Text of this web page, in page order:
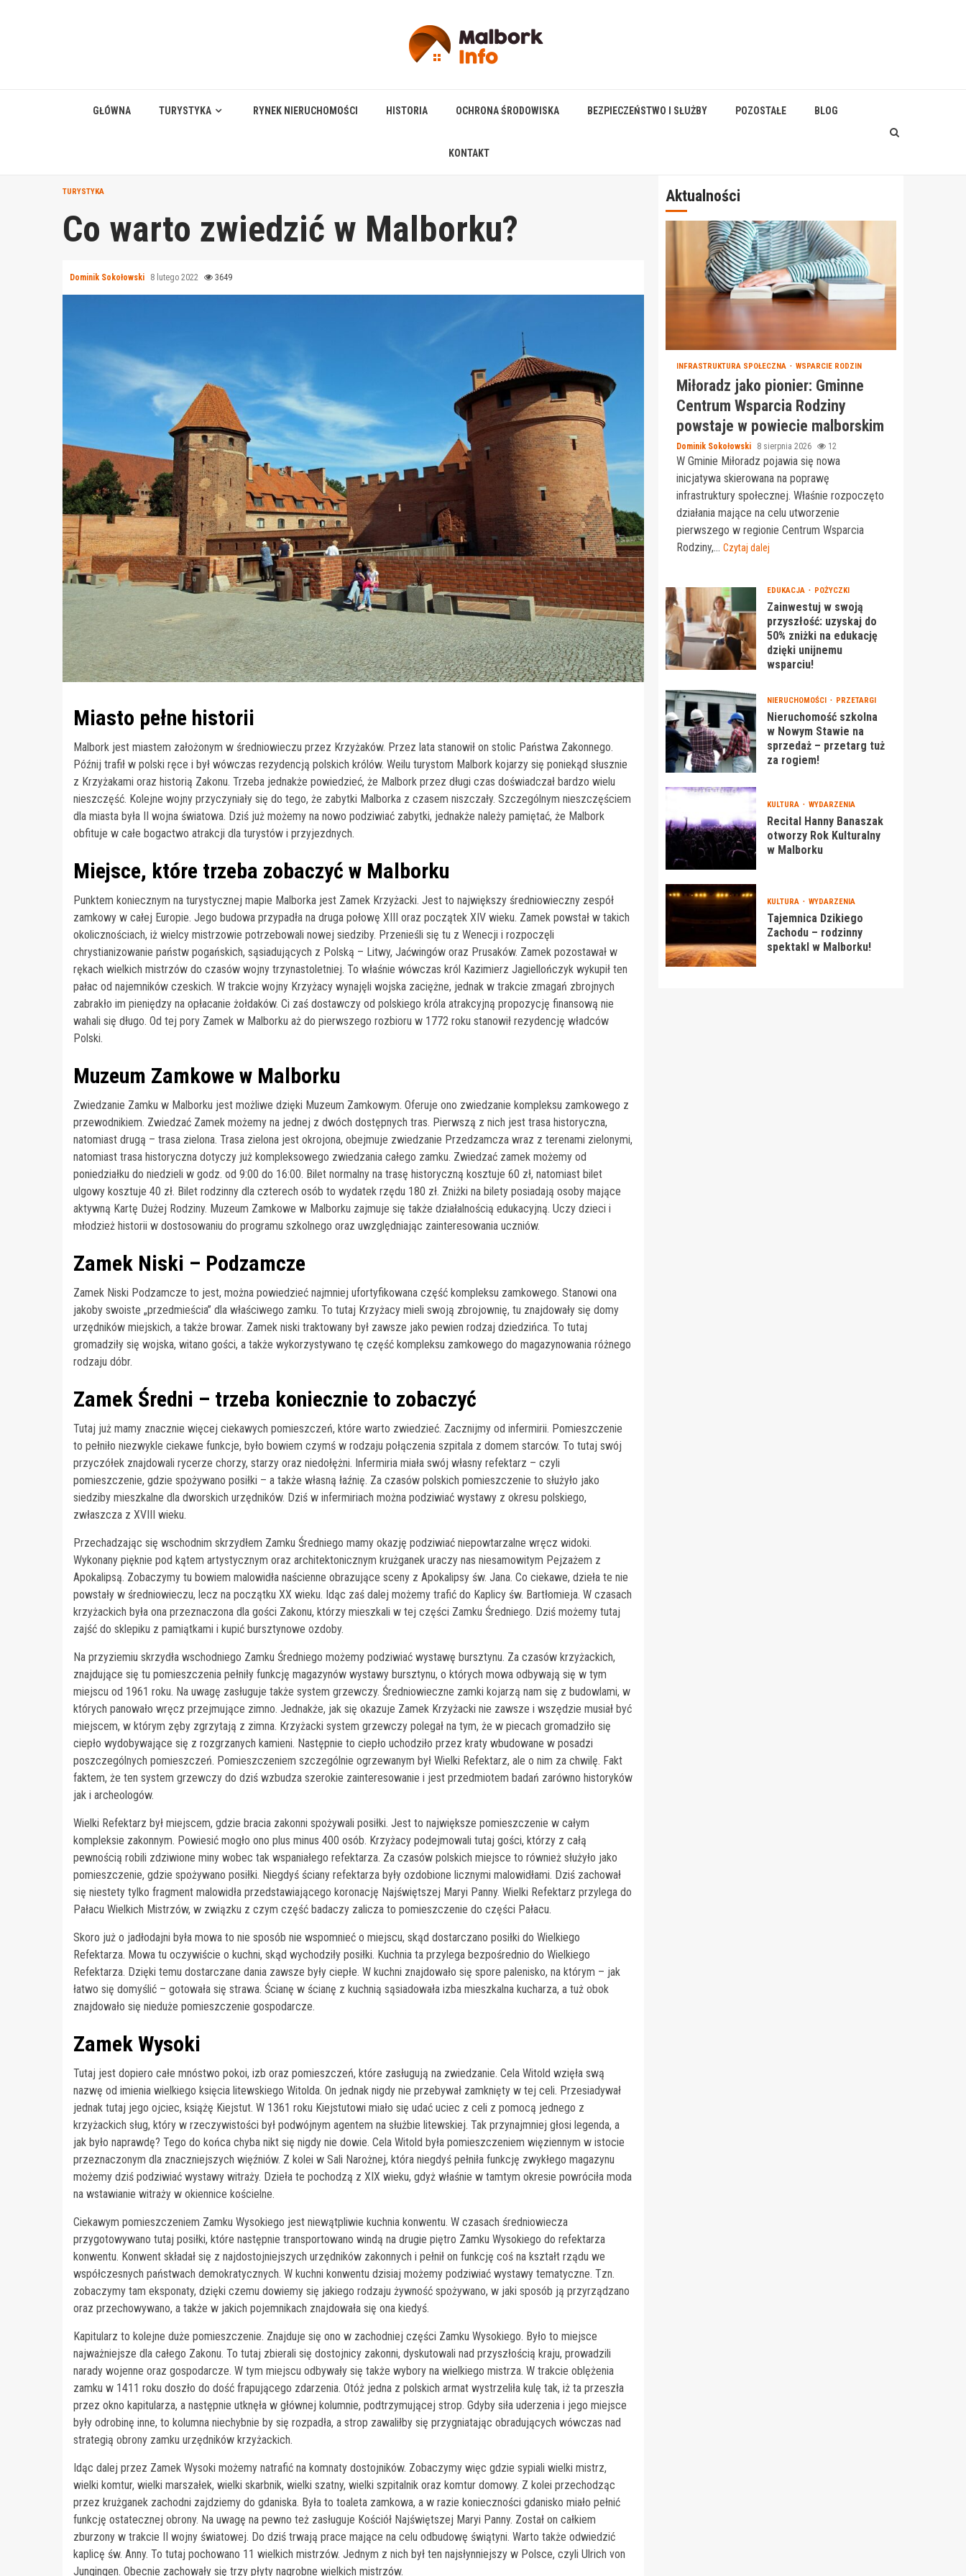
GŁÓWNA TURYSTYKA RYNEK NIERUCHOMOŚCI HISTORIA OCHRONA ŚRODOWISKA BEZPIECZEŃSTWO I SŁUŻBY POZOSTAŁE BLOG
KONTAKT
TURYSTYKA
Co warto zwiedzić w Malborku?
Dominik Sokołowski 8 lutego 2022 3649
Miasto pełne historii
Malbork jest miastem założonym w średniowieczu przez Krzyżaków. Przez lata stanowił on stolic Państwa Zakonnego.
Późnij trafił w polski ręce i był wówczas rezydencją polskich królów. Weilu turystom Malbork kojarzy się poniekąd słusznie
z Krzyżakami oraz historią Zakonu. Trzeba jednakże powiedzieć, że Malbork przez długi czas doświadczał bardzo wielu
nieszczęść. Kolejne wojny przyczyniały się do tego, że zabytki Malborka z czasem niszczały. Szczególnym nieszczęściem
dla miasta była II wojna światowa. Dziś już możemy na nowo podziwiać zabytki, jednakże należy pamiętać, że Malbork
obfituje w całe bogactwo atrakcji dla turystów i przyjezdnych.
Miejsce, które trzeba zobaczyć w Malborku
Punktem koniecznym na turystycznej mapie Malborka jest Zamek Krzyżacki. Jest to największy średniowieczny zespół
zamkowy w całej Europie. Jego budowa przypadła na druga połowę XIII oraz początek XIV wieku. Zamek powstał w takich
okolicznościach, iż wielcy mistrzowie potrzebowali nowej siedziby. Przenieśli się tu z Wenecji i rozpoczęli
chrystianizowanie państw pogańskich, sąsiadujących z Polską – Litwy, Jaćwingów oraz Prusaków. Zamek pozostawał w
rękach wielkich mistrzów do czasów wojny trzynastoletniej. To właśnie wówczas król Kazimierz Jagiellończyk wykupił ten
pałac od najemników czeskich. W trakcie wojny Krzyżacy wynajęli wojska zaciężne, jednak w trakcie zmagań zbrojnych
zabrakło im pieniędzy na opłacanie żołdaków. Ci zaś dostawczy od polskiego króla atrakcyjną propozycję finansową nie
wahali się długo. Od tej pory Zamek w Malborku aż do pierwszego rozbioru w 1772 roku stanowił rezydencję władców
Polski.
Muzeum Zamkowe w Malborku
Zwiedzanie Zamku w Malborku jest możliwe dzięki Muzeum Zamkowym. Oferuje ono zwiedzanie kompleksu zamkowego z
przewodnikiem. Zwiedzać Zamek możemy na jednej z dwóch dostępnych tras. Pierwszą z nich jest trasa historyczna,
natomiast drugą – trasa zielona. Trasa zielona jest okrojona, obejmuje zwiedzanie Przedzamcza wraz z terenami zielonymi,
natomiast trasa historyczna dotyczy już kompleksowego zwiedzania całego zamku. Zwiedzać zamek możemy od
poniedziałku do niedzieli w godz. od 9:00 do 16:00. Bilet normalny na trasę historyczną kosztuje 60 zł, natomiast bilet
ulgowy kosztuje 40 zł. Bilet rodzinny dla czterech osób to wydatek rzędu 180 zł. Zniżki na bilety posiadają osoby mające
aktywną Kartę Dużej Rodziny. Muzeum Zamkowe w Malborku zajmuje się także działalnością edukacyjną. Uczy dzieci i
młodzież historii w dostosowaniu do programu szkolnego oraz uwzględniając zainteresowania uczniów.
Zamek Niski – Podzamcze
Zamek Niski Podzamcze to jest, można powiedzieć najmniej ufortyfikowana część kompleksu zamkowego. Stanowi ona
jakoby swoiste „przedmieścia” dla właściwego zamku. To tutaj Krzyżacy mieli swoją zbrojownię, tu znajdowały się domy
urzędników miejskich, a także browar. Zamek niski traktowany był zawsze jako pewien rodzaj dziedzińca. To tutaj
gromadziły się wojska, witano gości, a także wykorzystywano tę część kompleksu zamkowego do magazynowania różnego
rodzaju dóbr.
Zamek Średni – trzeba koniecznie to zobaczyć
Tutaj już mamy znacznie więcej ciekawych pomieszczeń, które warto zwiedzieć. Zacznijmy od infermirii. Pomieszczenie
to pełniło niezwykle ciekawe funkcje, było bowiem czymś w rodzaju połączenia szpitala z domem starców. To tutaj swój
przyczółek znajdowali rycerze chorzy, starzy oraz niedołężni. Infermiria miała swój własny refektarz – czyli
pomieszczenie, gdzie spożywano posiłki – a także własną łaźnię. Za czasów polskich pomieszczenie to służyło jako
siedziby mieszkalne dla dworskich urzędników. Dziś w infermiriach można podziwiać wystawy z okresu polskiego,
zwłaszcza z XVIII wieku.
Przechadzając się wschodnim skrzydłem Zamku Średniego mamy okazję podziwiać niepowtarzalne wręcz widoki.
Wykonany pięknie pod kątem artystycznym oraz architektonicznym krużganek uraczy nas niesamowitym Pejzażem z
Apokalipsą. Zobaczymy tu bowiem malowidła naścienne obrazujące sceny z Apokalipsy św. Jana. Co ciekawe, dzieła te nie
powstały w średniowieczu, lecz na początku XX wieku. Idąc zaś dalej możemy trafić do Kaplicy św. Bartłomieja. W czasach
krzyżackich była ona przeznaczona dla gości Zakonu, którzy mieszkali w tej części Zamku Średniego. Dziś możemy tutaj
zajść do sklepiku z pamiątkami i kupić bursztynowe ozdoby.
Na przyziemiu skrzydła wschodniego Zamku Średniego możemy podziwiać wystawę bursztynu. Za czasów krzyżackich,
znajdujące się tu pomieszczenia pełniły funkcję magazynów wystawy bursztynu, o których mowa odbywają się w tym
miejscu od 1961 roku. Na uwagę zasługuje także system grzewczy. Średniowieczne zamki kojarzą nam się z budowlami, w
których panowało wręcz przejmujące zimno. Jednakże, jak się okazuje Zamek Krzyżacki nie zawsze i wszędzie musiał być
miejscem, w którym zęby zgrzytają z zimna. Krzyżacki system grzewczy polegał na tym, że w piecach gromadziło się
ciepło wydobywające się z rozgrzanych kamieni. Następnie to ciepło uchodziło przez kraty wbudowane w posadzi
poszczególnych pomieszczeń. Pomieszczeniem szczególnie ogrzewanym był Wielki Refektarz, ale o nim za chwilę. Fakt
faktem, że ten system grzewczy do dziś wzbudza szerokie zainteresowanie i jest przedmiotem badań zarówno historyków
jak i archeologów.
Wielki Refektarz był miejscem, gdzie bracia zakonni spożywali posiłki. Jest to największe pomieszczenie w całym
kompleksie zakonnym. Powiesić mogło ono plus minus 400 osób. Krzyżacy podejmowali tutaj gości, którzy z całą
pewnością robili zdziwione miny wobec tak wspaniałego refektarza. Za czasów polskich miejsce to również służyło jako
pomieszczenie, gdzie spożywano posiłki. Niegdyś ściany refektarza były ozdobione licznymi malowidłami. Dziś zachował
się niestety tylko fragment malowidła przedstawiającego koronację Najświętszej Maryi Panny. Wielki Refektarz przylega do
Pałacu Wielkich Mistrzów, w związku z czym część badaczy zalicza to pomieszczenie do części Pałacu.
Skoro już o jadłodajni była mowa to nie sposób nie wspomnieć o miejscu, skąd dostarczano posiłki do Wielkiego
Refektarza. Mowa tu oczywiście o kuchni, skąd wychodziły posiłki. Kuchnia ta przylega bezpośrednio do Wielkiego
Refektarza. Dzięki temu dostarczane dania zawsze były ciepłe. W kuchni znajdowało się spore palenisko, na którym – jak
łatwo się domyślić – gotowała się strawa. Ścianę w ścianę z kuchnią sąsiadowała izba mieszkalna kucharza, a tuż obok
znajdowało się nieduże pomieszczenie gospodarcze.
Zamek Wysoki
Tutaj jest dopiero całe mnóstwo pokoi, izb oraz pomieszczeń, które zasługują na zwiedzanie. Cela Witold wzięła swą
nazwę od imienia wielkiego księcia litewskiego Witolda. On jednak nigdy nie przebywał zamknięty w tej celi. Przesiadywał
jednak tutaj jego ojciec, książę Kiejstut. W 1361 roku Kiejstutowi miało się udać uciec z celi z pomocą jednego z
krzyżackich sług, który w rzeczywistości był podwójnym agentem na służbie litewskiej. Tak przynajmniej głosi legenda, a
jak było naprawdę? Tego do końca chyba nikt się nigdy nie dowie. Cela Witold była pomieszczeniem więziennym w istocie
przeznaczonym dla znaczniejszych więźniów. Z kolei w Sali Narożnej, która niegdyś pełniła funkcję zwykłego magazynu
możemy dziś podziwiać wystawy witraży. Dzieła te pochodzą z XIX wieku, gdyż właśnie w tamtym okresie powróciła moda
na wstawianie witraży w okiennice kościelne.
Ciekawym pomieszczeniem Zamku Wysokiego jest niewątpliwie kuchnia konwentu. W czasach średniowiecza
przygotowywano tutaj posiłki, które następnie transportowano windą na drugie piętro Zamku Wysokiego do refektarza
konwentu. Konwent składał się z najdostojniejszych urzędników zakonnych i pełnił on funkcję coś na kształt rządu we
współczesnych państwach demokratycznych. W kuchni konwentu dzisiaj możemy podziwiać wystawy tematyczne. Tzn.
zobaczymy tam eksponaty, dzięki czemu dowiemy się jakiego rodzaju żywność spożywano, w jaki sposób ją przyrządzano
oraz przechowywano, a także w jakich pojemnikach znajdowała się ona kiedyś.
Kapitularz to kolejne duże pomieszczenie. Znajduje się ono w zachodniej części Zamku Wysokiego. Było to miejsce
najważniejsze dla całego Zakonu. To tutaj zbierali się dostojnicy zakonni, dyskutowali nad przyszłością kraju, prowadzili
narady wojenne oraz gospodarcze. W tym miejscu odbywały się także wybory na wielkiego mistrza. W trakcie oblężenia
zamku w 1411 roku doszło do dość frapującego zdarzenia. Otóż jedna z polskich armat wystrzeliła kulę tak, iż ta przeszła
przez okno kapitularza, a następnie utknęła w głównej kolumnie, podtrzymującej strop. Gdyby siła uderzenia i jego miejsce
były odrobinę inne, to kolumna niechybnie by się rozpadła, a strop zawaliłby się przygniatając obradujących wówczas nad
strategią obrony zamku urzędników krzyżackich.
Idąc dalej przez Zamek Wysoki możemy natrafić na komnaty dostojników. Zobaczymy więc gdzie sypiali wielki mistrz,
wielki komtur, wielki marszałek, wielki skarbnik, wielki szatny, wielki szpitalnik oraz komtur domowy. Z kolei przechodząc
przez krużganek zachodni zajdziemy do gdaniska. Była to toaleta zamkowa, a w razie konieczności gdanisko miało pełnić
funkcję ostatecznej obrony. Na uwagę na pewno też zasługuje Kościół Najświętszej Maryi Panny. Został on całkiem
zburzony w trakcie II wojny światowej. Do dziś trwają prace mające na celu odbudowę świątyni. Warto także odwiedzić
kaplicę św. Anny. To tutaj pochowano 11 wielkich mistrzów. Jednym z nich był ten najsłynniejszy w Polsce, czyli Ulrich von
Jungingen. Obecnie zachowały się trzy płyty nagrobne wielkich mistrzów.
Aktualności
INFRASTRUKTURA SPOŁECZNA WSPARCIE RODZIN
Miłoradz jako pionier: Gminne
Centrum Wsparcia Rodziny
powstaje w powiecie malborskim
Dominik Sokołowski 8 sierpnia 2026 12
W Gminie Miłoradz pojawia się nowa
inicjatywa skierowana na poprawę
infrastruktury społecznej. Właśnie rozpoczęto
działania mające na celu utworzenie
pierwszego w regionie Centrum Wsparcia
Rodziny,... Czytaj dalej
EDUKACJA POŻYCZKI
Zainwestuj w swoją
przyszłość: uzyskaj do
50% zniżki na edukację
dzięki unijnemu
wsparciu!
NIERUCHOMOŚCI PRZETARGI
Nieruchomość szkolna
w Nowym Stawie na
sprzedaż – przetarg tuż
za rogiem!
KULTURA WYDARZENIA
Recital Hanny Banaszak
otworzy Rok Kulturalny
w Malborku
KULTURA WYDARZENIA
Tajemnica Dzikiego
Zachodu – rodzinny
spektakl w Malborku!